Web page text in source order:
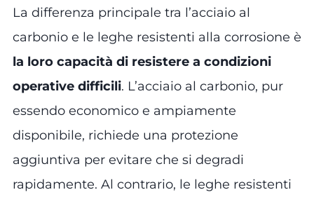
La differenza principale tra l’acciaio al
carbonio e le leghe resistenti alla corrosione è
la loro capacità di resistere a condizioni
operative difficili. L’acciaio al carbonio, pur
essendo economico e ampiamente
disponibile, richiede una protezione
aggiuntiva per evitare che si degradi
rapidamente. Al contrario, le leghe resistenti